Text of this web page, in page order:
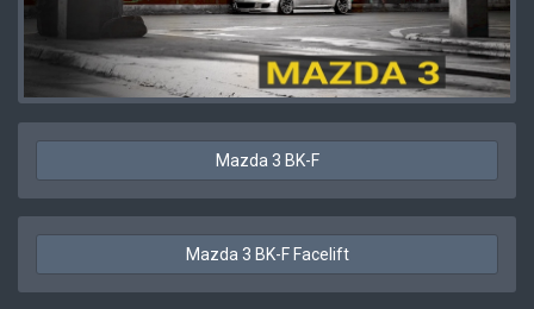
Mazda 3 BK-F
Mazda 3 BK-F Facelift